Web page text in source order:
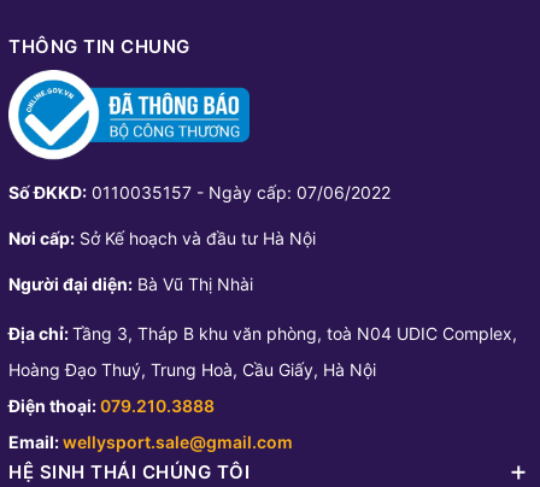
THÔNG TIN CHUNG
Số ĐKKD: 0110035157 - Ngày cấp: 07/06/2022
Nơi cấp: Sở Kế hoạch và đầu tư Hà Nội
Người đại diện: Bà Vũ Thị Nhài
Địa chỉ:Tầng 3, Tháp B khu văn phòng, toà N04 UDIC Complex,
Hoàng Đạo Thuý, Trung Hoà, Cầu Giấy, Hà Nội
Điện thoại:079.210.3888
Email:wellysport.sale@gmail.com
HỆ SINH THÁI CHÚNG TÔI